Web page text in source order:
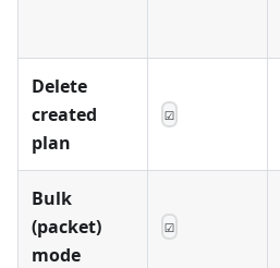
Delete
created
plan
☑
Bulk
(packet)
mode
☑